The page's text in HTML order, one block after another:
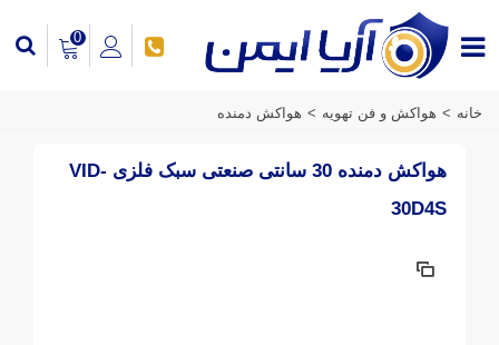
0
خانه > هواکش و فن تهویه > هواکش دمنده
هواکش دمنده 30 سانتی صنعتی سبک فلزی VID-
30D4S